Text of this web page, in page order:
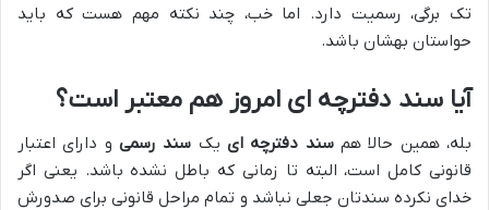
تک برگی، رسمیت دارد. اما خب، چند نکته مهم هست که باید
حواستان بهشان باشد.
آیا سند دفترچه ای امروز هم معتبر است؟
بله، همین حالا همسند دفترچه اییک سند رسمی و دارای اعتبار
قانونی کامل است، البته تا زمانی که باطل نشده باشد. یعنی اگر
خدای نکرده سندتان جعلی نباشد و تمام مراحل قانونی برای صدورش